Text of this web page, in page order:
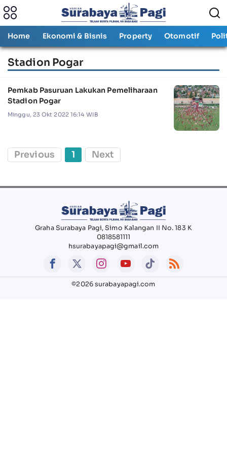
Home Ekonomi & Bisnis Property Otomotif
Stadion Pogar
Pemkab Pasuruan Lakukan Pemeliharaan
Stadion Pogar
Minggu, 23 Okt 2022 16:14 WIB
Previous 1 Next
Graha Surabaya Pagi, Simo Kalangan II No. 183 K
0818581111
hsurabayapagi@gmail.com
©2026 surabayapagi.com